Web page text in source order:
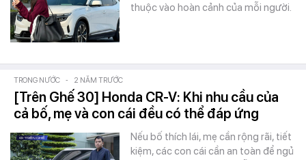
thuộc vào hoàn cảnh của mỗi người.
TRONG NƯỚC - 2 NĂM TRƯỚC
[Trên Ghế 30] Honda CR-V: Khi nhu cầu của
cả bố, mẹ và con cái đều có thể đáp ứng
Nếu bố thích lái, mẹ cần rộng rãi, tiết
kiệm, các con cái cần an toàn để ngủ